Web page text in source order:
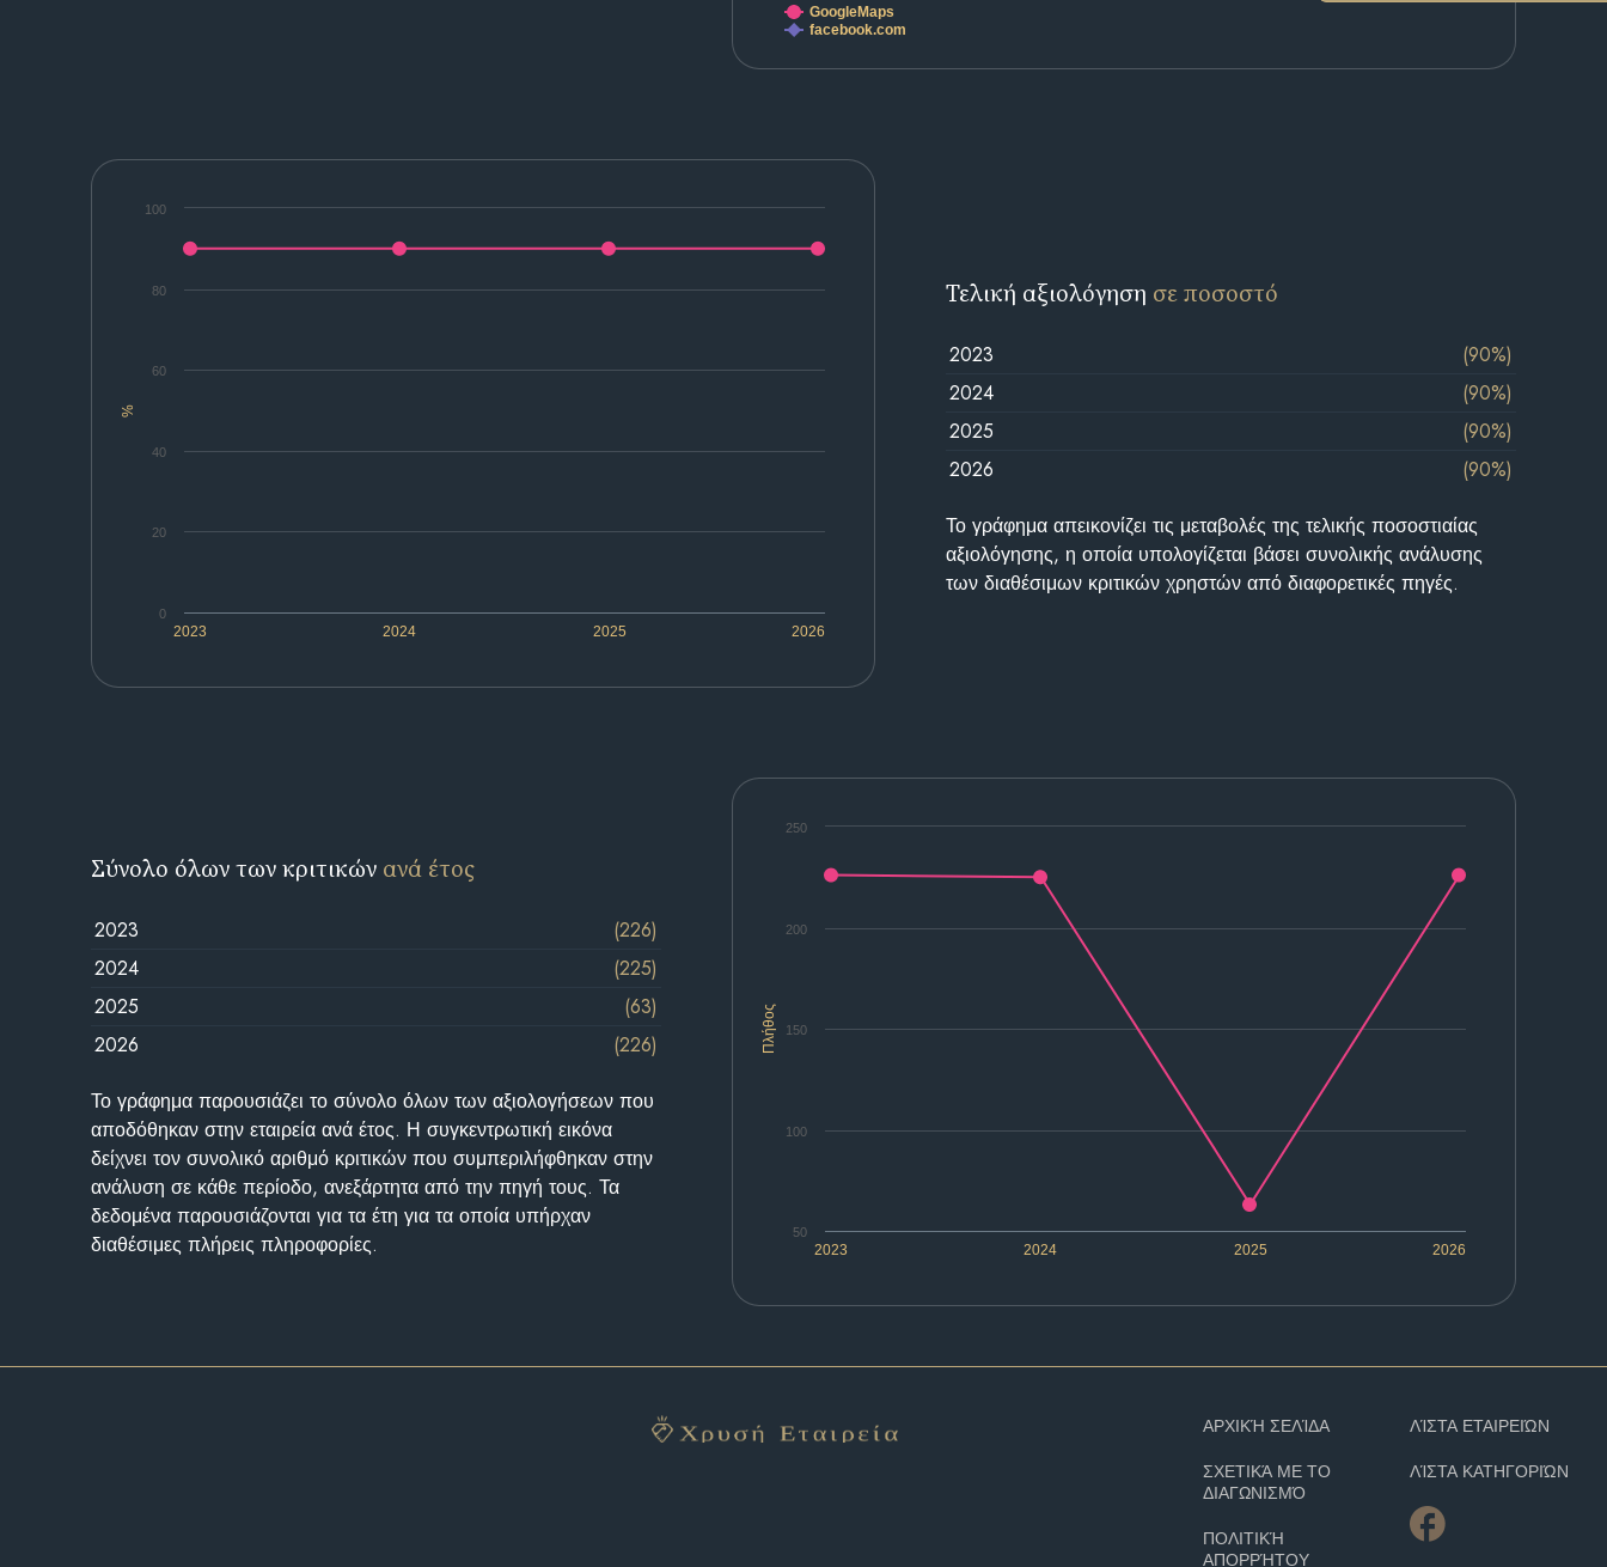
GoogleMaps
facebook.com
%
2023 2024 2025 2026
0
20
40
60
80
100
Τελική αξιολόγηση σε ποσοστό
2023
(90%)
2024
(90%)
2025
(90%)
2026
(90%)
Το γράφημα απεικονίζει τις μεταβολές της τελικής ποσοστιαίας
αξιολόγησης, η οποία υπολογίζεται βάσει συνολικής ανάλυσης
των διαθέσιμων κριτικών χρηστών από διαφορετικές πηγές.
Πλήθος
2023 2024 2025 2026
50
100
150
200
250
Σύνολο όλων των κριτικών ανά έτος
2023
(226)
2024
(225)
2025
(63)
2026
(226)
Το γράφημα παρουσιάζει το σύνολο όλων των αξιολογήσεων που
αποδόθηκαν στην εταιρεία ανά έτος. Η συγκεντρωτική εικόνα
δείχνει τον συνολικό αριθμό κριτικών που συμπεριλήφθηκαν στην
ανάλυση σε κάθε περίοδο, ανεξάρτητα από την πηγή τους. Τα
δεδομένα παρουσιάζονται για τα έτη για τα οποία υπήρχαν
διαθέσιμες πλήρεις πληροφορίες.
ΑΡΧΙΚΉ ΣΕΛΊΔΑ
ΣΧΕΤΙΚΆ ΜΕ ΤΟ
ΔΙΑΓΩΝΙΣΜΌ
ΠΟΛΙΤΙΚΉ
ΑΠΟΡΡΉΤΟΥ
ΛΊΣΤΑ ΕΤΑΙΡΕΙΏΝ
ΛΊΣΤΑ ΚΑΤΗΓΟΡΙΏΝ